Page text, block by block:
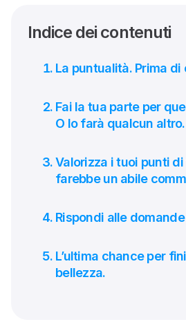
Indice dei contenuti
La puntualità. Prima di
Fai la tua parte per
O lo farà qualcun altro.
Valorizza i tuoi punti
farebbe un abile
Rispondi alle domande
L’ultima chance per
bellezza.